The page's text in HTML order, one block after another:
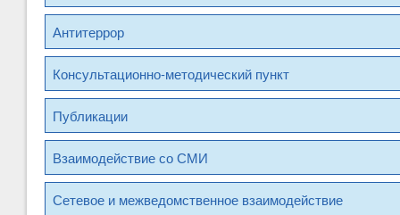
Антитеррор
Консультационно-методический пункт
Публикации
Взаимодействие со СМИ
Сетевое и межведомственное взаимодействие